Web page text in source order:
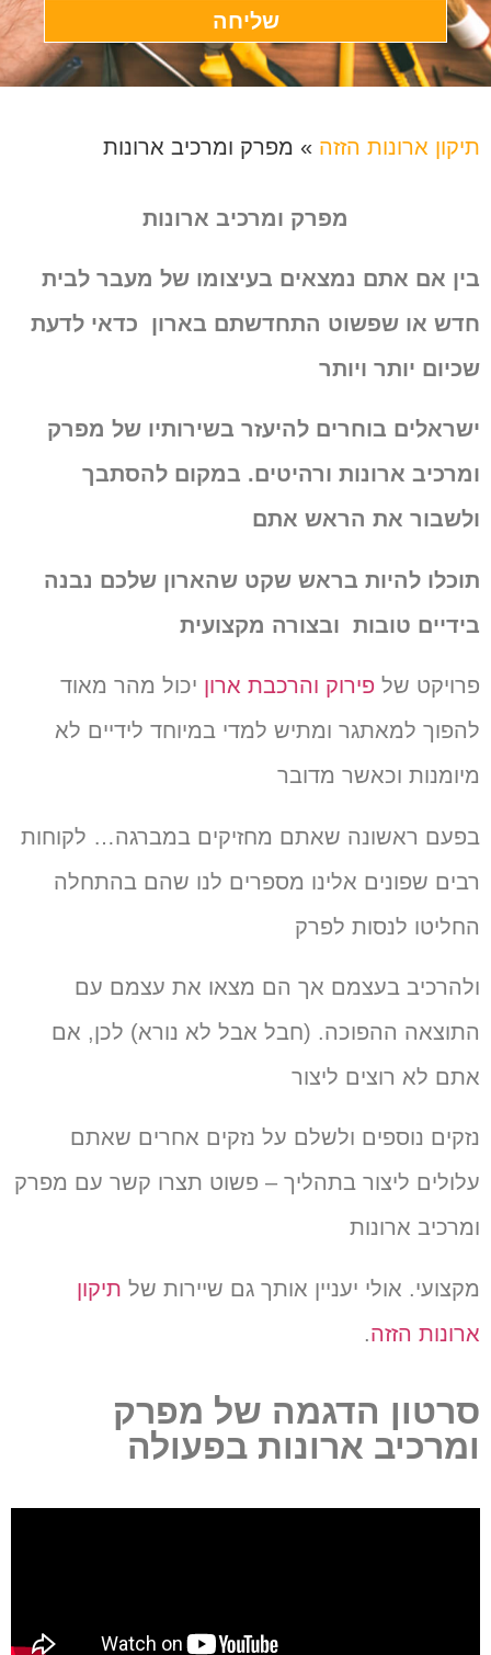
שליחה
תיקון ארונות הזזה » מפרק ומרכיב ארונות
מפרק ומרכיב ארונות
בין אם אתם נמצאים בעיצומו של מעבר לבית
חדש או שפשוט התחדשתם בארון
כדאי לדעת
שכיום יותר ויותר
ישראלים בוחרים להיעזר בשירותיו של מפרק
ומרכיב ארונות ורהיטים. במקום להסתבך
ולשבור את הראש אתם
תוכלו להיות בראש שקט שהארון שלכם נבנה
בידיים טובות ובצורה מקצועית
פרויקט של פירוק והרכבת ארון יכול מהר מאוד
להפוך למאתגר ומתיש למדי במיוחד לידיים לא
מיומנות וכאשר מדובר
בפעם ראשונה שאתם מחזיקים במברגה… לקוחות
רבים שפונים אלינו מספרים לנו שהם בהתחלה
החליטו לנסות לפרק
ולהרכיב בעצמם אך הם מצאו את עצמם עם
התוצאה ההפוכה. (חבל אבל לא נורא) לכן, אם
אתם לא רוצים ליצור
נזקים נוספים ולשלם על נזקים אחרים שאתם
עלולים ליצור בתהליך – פשוט תצרו קשר עם מפרק
ומרכיב ארונות
מקצועי. אולי יעניין אותך גם שיירות של תיקון
ארונות הזזה.
סרטון הדגמה של מפרק
ומרכיב ארונות בפעולה